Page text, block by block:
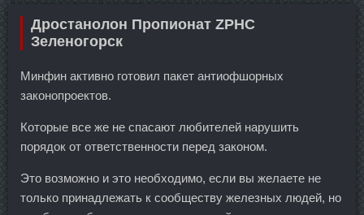
Дростанолон Пропионат ZPHC
Зеленогорск
Минфин активно готовил пакет антиофшорных
законопроектов.
Которые все же не спасают любителей нарушить
порядок от ответственности перед законом.
Это возможно и это необходимо, если вы желаете не
только принадлежать к сообществу железных людей, но